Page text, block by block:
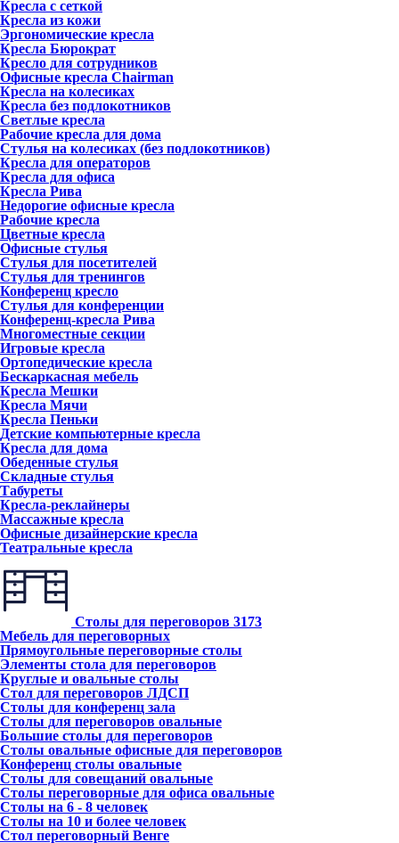
Кресла с сеткой
Кресла из кожи
Эргономические кресла
Кресла Бюрократ
Кресло для сотрудников
Офисные кресла Chairman
Кресла на колесиках
Кресла без подлокотников
Светлые кресла
Рабочие кресла для дома
Стулья на колесиках (без подлокотников)
Кресла для операторов
Кресла для офиса
Кресла Рива
Недорогие офисные кресла
Рабочие кресла
Цветные кресла
Офисные стулья
Стулья для посетителей
Стулья для тренингов
Конференц кресло
Стулья для конференции
Конференц-кресла Рива
Многоместные секции
Игровые кресла
Ортопедические кресла
Бескаркасная мебель
Кресла Мешки
Кресла Мячи
Кресла Пеньки
Детские компьютерные кресла
Кресла для дома
Обеденные стулья
Складные стулья
Табуреты
Кресла-реклайнеры
Массажные кресла
Офисные дизайнерские кресла
Театральные кресла
Столы для переговоров 3173
Мебель для переговорных
Прямоугольные переговорные столы
Элементы стола для переговоров
Круглые и овальные столы
Стол для переговоров ЛДСП
Столы для конференц зала
Столы для переговоров овальные
Большие столы для переговоров
Столы овальные офисные для переговоров
Конференц столы овальные
Столы для совещаний овальные
Столы переговорные для офиса овальные
Столы на 6 - 8 человек
Столы на 10 и более человек
Стол переговорный Венге